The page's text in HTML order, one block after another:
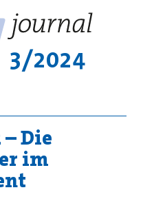
3/2024
– Die
im